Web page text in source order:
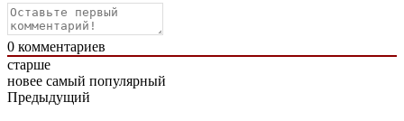
0 комментариев
старше
новее самый популярный
Предыдущий